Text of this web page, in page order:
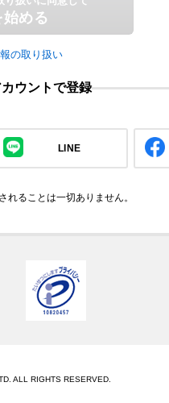
める
の取り扱い
ウントで登録
LINE
ることは一切ありません。
ALL RIGHTS RESERVED.